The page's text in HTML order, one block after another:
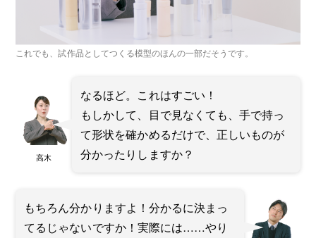
これでも、試作品としてつくる模型のほんの一部だそうです。
高木
なるほど。これはすごい！
もしかして、目で見なくても、手で持っ
て形状を確かめるだけで、正しいものが
分かったりしますか？
もちろん分かりますよ！分かるに決まっ
てるじゃないですか！実際には……やり